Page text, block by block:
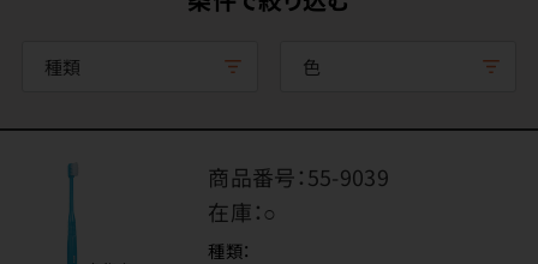
種類 色
商品番号：55-9039
在庫：○
種類：